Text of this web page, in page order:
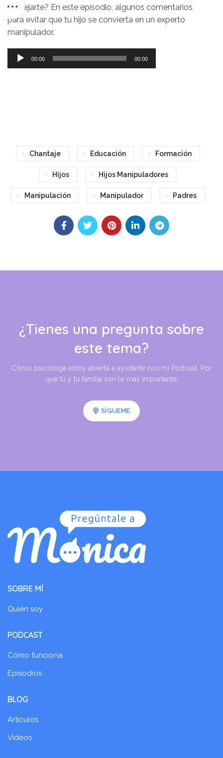
manejarte? En este episodio, algunos comentarios
para evitar que tu hijo se convierta en un experto
manipulador.
Reproductor
de
00:00 00:00
Chantaje Educación Formación
Hijos Hijos Manipuladores
Manipulación Manipulador Padres
¿Tienes una pregunta sobre
este tema?
Cómo psicóloga estoy abierta a ayudarte con mi Podcast. Por
que tú y tu familia son lo más importante.
SÍGUEME
SOBRE MÍ
Quién soy
PODCAST
Cómo funciona
Episodios
BLOG
Artículos
Videos